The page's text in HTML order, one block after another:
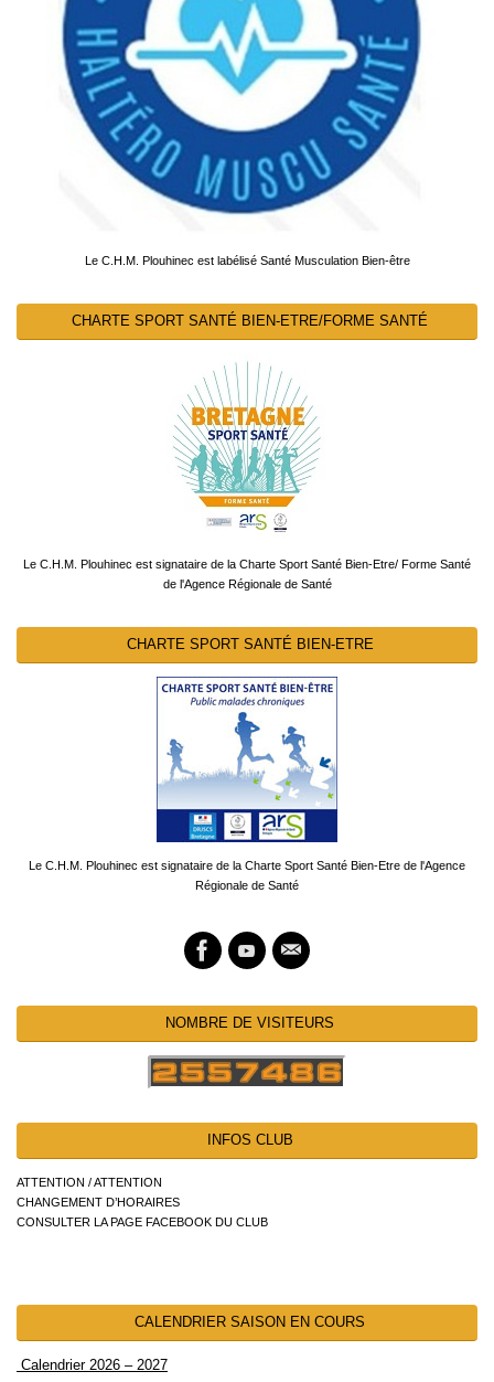
Le C.H.M. Plouhinec est labélisé Santé Musculation Bien-être
CHARTE SPORT SANTÉ BIEN-ETRE/FORME SANTÉ
Le C.H.M. Plouhinec est signataire de la Charte Sport Santé Bien-Etre/ Forme Santé
de l'Agence Régionale de Santé
CHARTE SPORT SANTÉ BIEN-ETRE
Le C.H.M. Plouhinec est signataire de la Charte Sport Santé Bien-Etre de l'Agence
Régionale de Santé
NOMBRE DE VISITEURS
INFOS CLUB
ATTENTION / ATTENTION
CHANGEMENT D’HORAIRES
CONSULTER LA PAGE FACEBOOK DU CLUB
CALENDRIER SAISON EN COURS
Calendrier 2026 – 2027